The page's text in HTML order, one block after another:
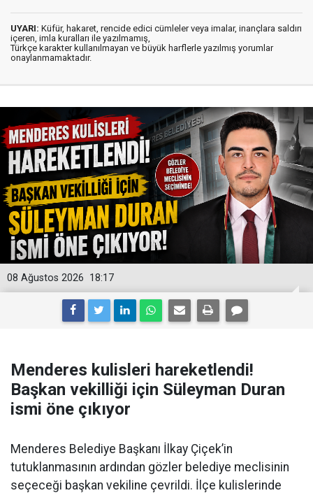
UYARI: Küfür, hakaret, rencide edici cümleler veya imalar, inançlara saldırı
içeren, imla kuralları ile yazılmamış,
Türkçe karakter kullanılmayan ve büyük harflerle yazılmış yorumlar
onaylanmamaktadır.
18:17
08 Ağustos 2026
Menderes kulisleri hareketlendi!
Başkan vekilliği için Süleyman Duran
ismi öne çıkıyor
Menderes Belediye Başkanı İlkay Çiçek’in
tutuklanmasının ardından gözler belediye meclisinin
seçeceği başkan vekiline çevrildi. İlçe kulislerinde